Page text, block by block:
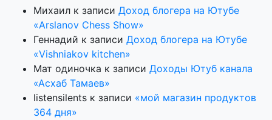
Михаил к записи Доход блогера на Ютубе
«Arslanov Chess Show»
Геннадий к записи Доход блогера на Ютубе
«Vishniakov kitchen»
Мат одиночка к записи Доходы Ютуб канала
«Асхаб Тамаев»
listensilents к записи «мой магазин продуктов
364 дня»